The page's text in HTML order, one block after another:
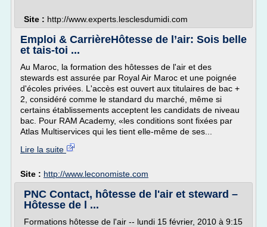
Site : http://www.experts.lesclesdumidi.com
Emploi & CarrièreHôtesse de l’air: Sois belle
et tais-toi ...
Au Maroc, la formation des hôtesses de l'air et des
stewards est assurée par Royal Air Maroc et une poignée
d'écoles privées. L'accès est ouvert aux titulaires de bac +
2, considéré comme le standard du marché, même si
certains établissements acceptent les candidats de niveau
bac. Pour RAM Academy, «les conditions sont fixées par
Atlas Multiservices qui les tient elle-même de ses...
Lire la suite
Site : http://www.leconomiste.com
PNC Contact, hôtesse de l'air et steward –
Hôtesse de l ...
Formations hôtesse de l'air -- lundi 15 février, 2010 à 9:15